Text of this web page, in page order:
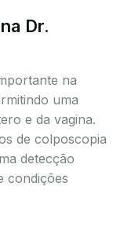
Dr.
na
uma
e da vagina.
de colposcopia
detecção
condições